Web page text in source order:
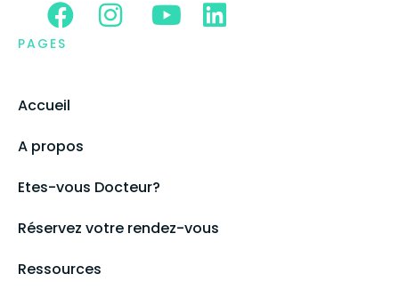
PAGES
Accueil
A propos
Etes-vous Docteur?
Réservez votre rendez-vous
Ressources